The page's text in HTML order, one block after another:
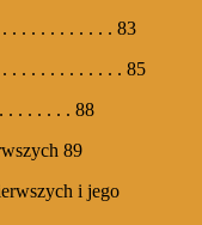
. . . . . . . . . . . 83
. . . . . . . . . . . . 85
. . . . . . . 88
89
i jego